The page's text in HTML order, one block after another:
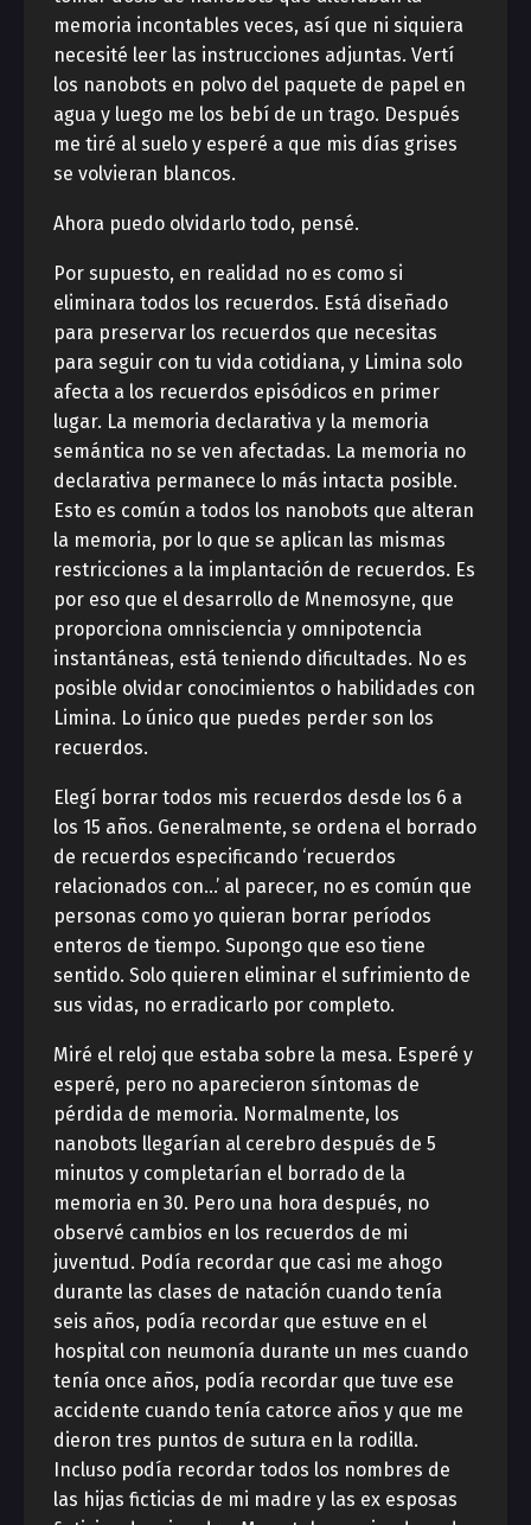
memoria incontables veces, así que ni siquiera
necesité leer las instrucciones adjuntas. Vertí
los nanobots en polvo del paquete de papel en
agua y luego me los bebí de un trago. Después
me tiré al suelo y esperé a que mis días grises
se volvieran blancos.
Ahora puedo olvidarlo todo, pensé.
Por supuesto, en realidad no es como si
eliminara todos los recuerdos. Está diseñado
para preservar los recuerdos que necesitas
para seguir con tu vida cotidiana, y Limina solo
afecta a los recuerdos episódicos en primer
lugar. La memoria declarativa y la memoria
semántica no se ven afectadas. La memoria no
declarativa permanece lo más intacta posible.
Esto es común a todos los nanobots que alteran
la memoria, por lo que se aplican las mismas
restricciones a la implantación de recuerdos. Es
por eso que el desarrollo de Mnemosyne, que
proporciona omnisciencia y omnipotencia
instantáneas, está teniendo dificultades. No es
posible olvidar conocimientos o habilidades con
Limina. Lo único que puedes perder son los
recuerdos.
Elegí borrar todos mis recuerdos desde los 6 a
los 15 años. Generalmente, se ordena el borrado
de recuerdos especificando ‘recuerdos
relacionados con…’ al parecer, no es común que
personas como yo quieran borrar períodos
enteros de tiempo. Supongo que eso tiene
sentido. Solo quieren eliminar el sufrimiento de
sus vidas, no erradicarlo por completo.
Miré el reloj que estaba sobre la mesa. Esperé y
esperé, pero no aparecieron síntomas de
pérdida de memoria. Normalmente, los
nanobots llegarían al cerebro después de 5
minutos y completarían el borrado de la
memoria en 30. Pero una hora después, no
observé cambios en los recuerdos de mi
juventud. Podía recordar que casi me ahogo
durante las clases de natación cuando tenía
seis años, podía recordar que estuve en el
hospital con neumonía durante un mes cuando
tenía once años, podía recordar que tuve ese
accidente cuando tenía catorce años y que me
dieron tres puntos de sutura en la rodilla.
Incluso podía recordar todos los nombres de
las hijas ficticias de mi madre y las ex esposas